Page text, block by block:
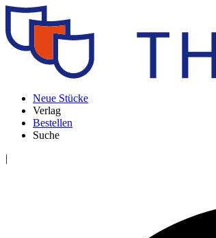
Neue Stücke
Verlag
Bestellen
Suche
|